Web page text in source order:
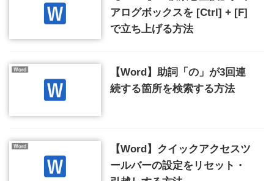
アログボックスを [Ctrl] + [F]
で立ち上げる方法
【Word】助詞「の」が3回連
続する箇所を検索する方法
【Word】クイックアクセスツ
ールバーの設定をリセット・